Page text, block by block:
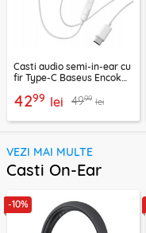
Casti audio semi-in-ear cu
fir Type-C Baseus Encok
4299 lei 4999 lei
VEZI MAI MULTE
Casti On-Ear
-10%